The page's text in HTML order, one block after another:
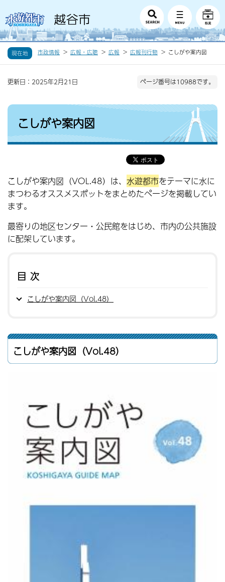
現在地 市政情報 広報・広聴 広報 広報刊行物 こしがや案内図
更新日：2025年2月21日 ページ番号は10988です。
こしがや案内図
こしがや案内図（VOL.48）は、 水遊都市をテーマに水に
まつわるオススメスポットをまとめたページを掲載してい
ます。
最寄りの地区センター・公民館をはじめ、市内の公共施設
に配架しています。
目次
こしがや案内図（Vol.48）
こしがや案内図（Vol.48）